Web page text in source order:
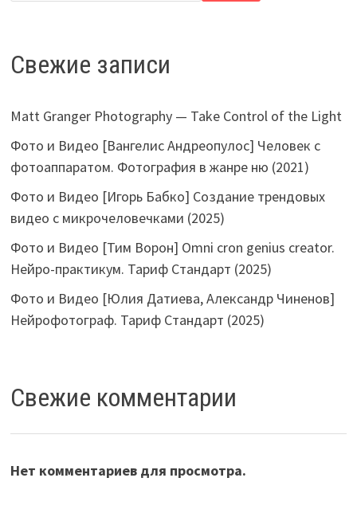
Свежие записи
Matt Granger Photography — Take Control of the Light
Фото и Видео [Вангелис Андреопулос] Человек с
фотоаппаратом. Фотография в жанре ню (2021)
Фото и Видео [Игорь Бабко] Создание трендовых
видео с микрочеловечками (2025)
Фото и Видео [Тим Ворон] Omni cron genius creator.
Нейро-практикум. Тариф Стандарт (2025)
Фото и Видео [Юлия Датиева, Александр Чиненов]
Нейрофотограф. Тариф Стандарт (2025)
Свежие комментарии
Нет комментариев для просмотра.